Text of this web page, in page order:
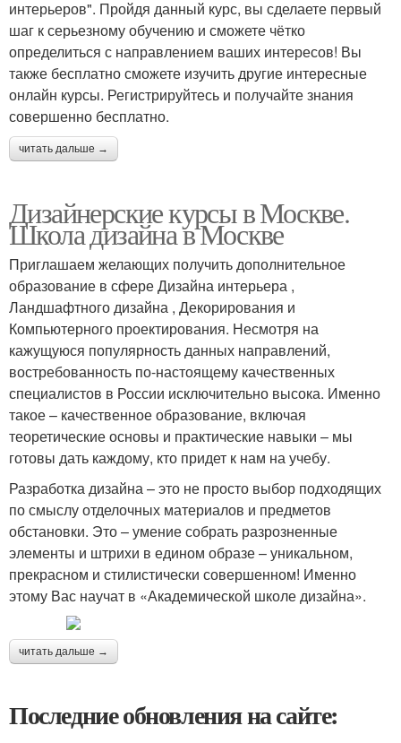
интерьеров". Пройдя данный курс, вы сделаете первый
шаг к серьезному обучению и сможете чётко
определиться с направлением ваших интересов! Вы
также бесплатно сможете изучить другие интересные
онлайн курсы. Регистрируйтесь и получайте знания
совершенно бесплатно.
читать дальше →
Дизайнерские курсы в Москве.
Школа дизайна в Москве
Приглашаем желающих получить дополнительное
образование в сфере Дизайна интерьера ,
Ландшафтного дизайна , Декорирования и
Компьютерного проектирования. Несмотря на
кажущуюся популярность данных направлений,
востребованность по-настоящему качественных
специалистов в России исключительно высока. Именно
такое – качественное образование, включая
теоретические основы и практические навыки – мы
готовы дать каждому, кто придет к нам на учебу.
Разработка дизайна – это не просто выбор подходящих
по смыслу отделочных материалов и предметов
обстановки. Это – умение собрать разрозненные
элементы и штрихи в едином образе – уникальном,
прекрасном и стилистически совершенном! Именно
этому Вас научат в «Академической школе дизайна».
читать дальше →
Последние обновления на сайте: